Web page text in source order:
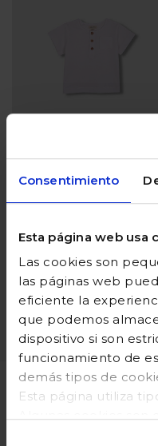
Consentimiento
Esta página web usa
Las cookies son
las páginas web
eficiente la
que podemos
dispositivo si son
funcionamiento de
demás tipos de
Esta página utiliza
Algunas cookies son
Camiseta
Precio reducido
22,99 €
Añadir
Valoración del cliente